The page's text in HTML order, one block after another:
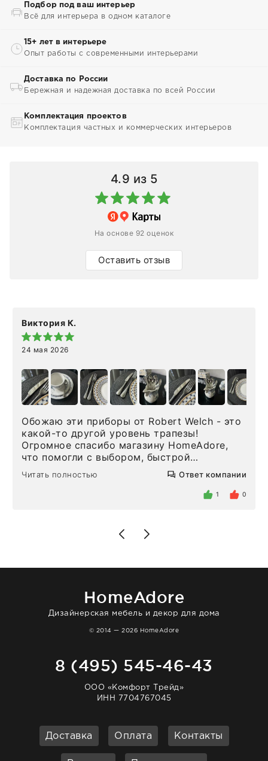
Подбор под ваш интерьер
Всё для интерьера в одном каталоге
15+ лет в интерьере
Опыт работы с современными интерьерами
Доставка по России
Бережная и надежная доставка по всей России
Комплектация проектов
Комплектация частных и коммерческих интерьеров
4.9 из 5
На основе 92 оценок
Оставить отзыв
Виктория К.
24 мая 2026
Обожаю эти приборы от Robert Welch - это
какой-то другой уровень трапезы!
Огромное спасибо магазину HomeAdore,
что помогли с выбором, быстрой
доставкой и высоким сервисом. Один раз
была здесь лично, забирала чайные ложки,
внутри очень много антикварной посуды,
Позже заказывала остальные приборы -
доставили сдэком на следующий день к
отвечает очень быстро. Взаимодействием
Читать полностью Ответ компании
1 0
HomeAdore
Дизайнерская мебель и декор для дома
© 2014 — 2026 HomeAdore
8 (495) 545-46-43
ООО «Комфорт Трейд»
ИНН 7704767045
Доставка Оплата Контакты